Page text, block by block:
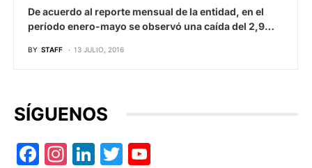
De acuerdo al reporte mensual de la entidad, en el
período enero-mayo se observó una caída del 2,9…
BY STAFF 13 JULIO, 2016
SÍGUENOS
Facebook
Instagram
LinkedIn
Twitter